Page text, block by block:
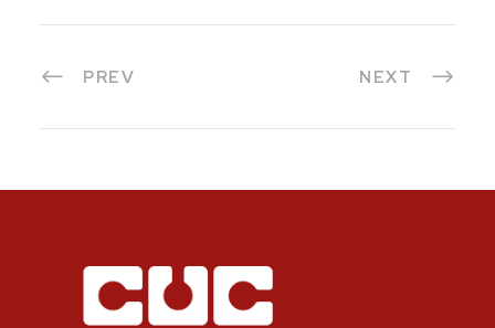
PREV NEXT